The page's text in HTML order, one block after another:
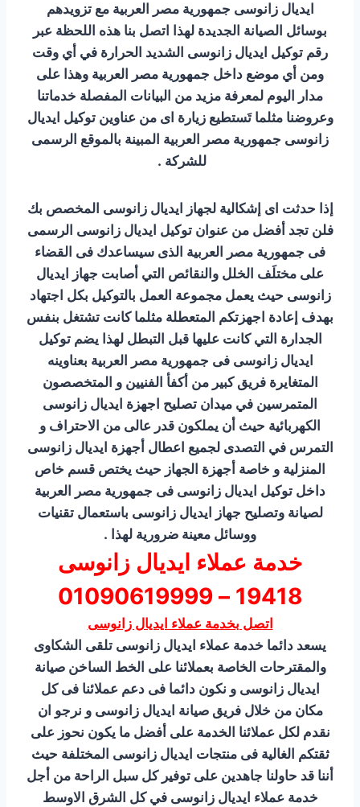
ايديال زانوسى جمهورية مصر العربية مع تزويدهم
بوسائل الصيانة الجديدة لهذا اتصل بنا هذه اللحظة عبر
رقم توكيل ايديال زانوسى الشديد الحرارة في أي وقت
ومن أي موضع داخل جمهورية مصر العربية وهذا على
مدار اليوم لمعرفة مزيد من البيانات المفصلة خدماتنا
وعروضنا مثلما تَستطيع زيارة اى من عناوين توكيل ايديال
زانوسى جمهورية مصر العربية المبينة بالموقع الرسمى
للشركة .
إذا حدثت اى إشكالية لجهاز ايديال زانوسى المخصص بك
فلن تجد أفضل من عنوان توكيل ايديال زانوسى الرسمى
فى جمهورية مصر العربية الذى سيساعدك فى القضاء
على مختلَف الخلل والنقائص التي أصابت جهاز ايديال
زانوسى حيث يعمل مجموعة العمل بالتوكيل بكل اجتهاد
بهدف إعادة اجهزتكم المتعطلة مثلما كانت تشتغل بنفس
الجدارة التي كانت عليها قبل التبطل لهذا يضم توكيل
ايديال زانوسى فى جمهورية مصر العربية بعناوينه
المتغايرة فريق كبير من أكفأ الفنيين و المتخصصون
المتمرسين في ميدان تصليح اجهزة ايديال زانوسى
الكهربائية حيث أن يملكون قدر عالى من الاحتراف و
التمرس في التصدى لجميع اعطال أجهزة ايديال زانوسى
المنزلية و خاصة أجهزة الجهاز حيث يختص قسم خاص
داخل توكيل ايديال زانوسى فى جمهورية مصر العربية
لصيانة وتصليح جهاز ايديال زانوسى باستعمال تقنيات
ووسائل معينة ضرورية لهذا .
خدمة عملاء ايديال زانوسى
19418 – 01090619999
اتصل بخدمة عملاء ايديال زانوسى
يسعد دائما خدمة عملاء ايديال زانوسى تلقى الشكاوى
والمقترحات الخاصة بعملائنا على الخط الساخن صيانة
ايديال زانوسى و نكون دائما فى دعم عملائنا فى كل
مكان من خلال فريق صيانة ايديال زانوسى و نرجو ان
نقدم لكل عملائنا الخدمة على أفضل ما يكون نحوز على
ثقتكم الغالية فى منتجات ايديال زانوسى المختلفة حيث
أننا قد حاولنا جاهدين على توفير كل سبل الراحة من أجل
خدمة عملاء ايديال زانوسى في كل الشرق الاوسط